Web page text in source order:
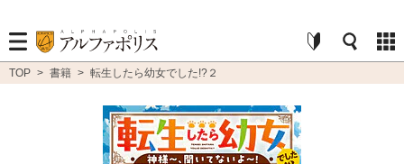
TOP > 書籍 > 転生したら幼女でした!?２